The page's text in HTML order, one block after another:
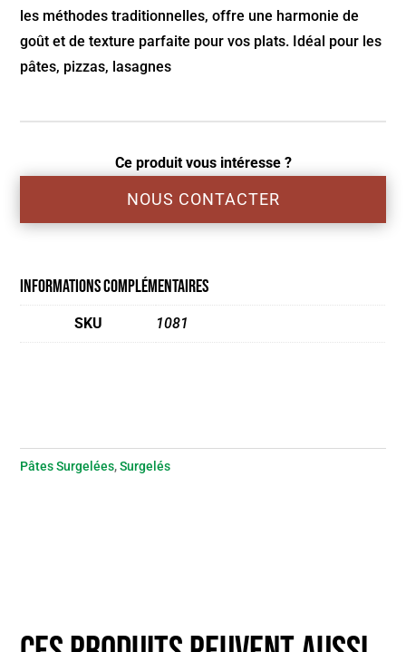
les méthodes traditionnelles, offre une harmonie de
goût et de texture parfaite pour vos plats. Idéal pour les
pâtes, pizzas, lasagnes
Ce produit vous intéresse ?
NOUS CONTACTER
Informations complémentaires
SKU 1081
Pâtes Surgelées,Surgelés